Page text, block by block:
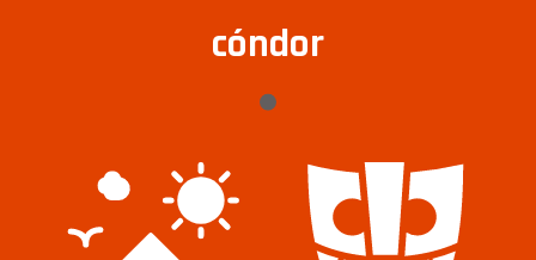
cóndor